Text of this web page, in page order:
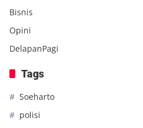
Bisnis
Opini
DelapanPagi
Tags
Soeharto
polisi